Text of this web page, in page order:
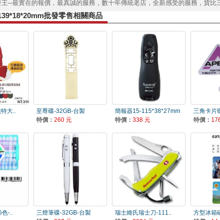
─最實在的報價，最真誠的服務，數十年傳統老店，全新感受的服務，貨比
批發零售相關商品
大..
至尊碟-32GB-台製
特價： 260 元
簡報器15-115*38*27mm
特價： 338 元
三角卡片
特價：
色-..
三燈筆碟-32GB-台製
瑞士維氏瑞士刀-111..
方型冰箱